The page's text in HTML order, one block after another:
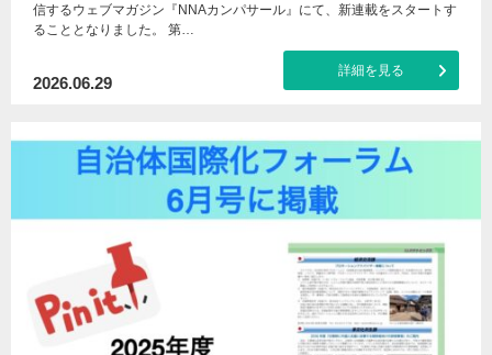
信するウェブマガジン『NNAカンパサール』にて、新連載をスタートす
ることとなりました。 第…
2026.06.29
詳細を見る